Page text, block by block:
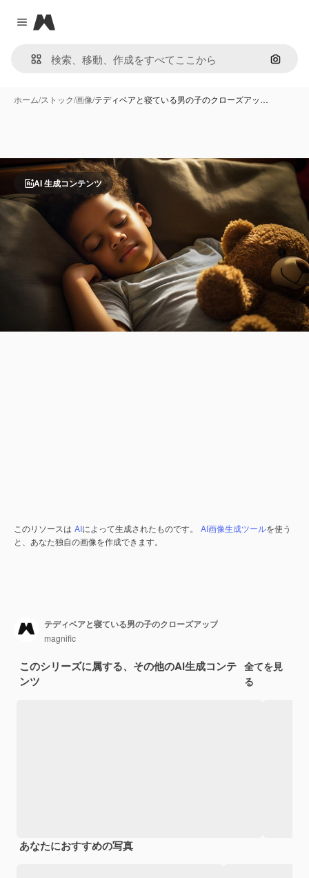
Close menu
Magnific
画像で
ホーム/ストック/画像/テディベアと寝ている男の子のクローズアッ…
AI 生成コンテンツ
このリソースは AIによって生成されたものです。 AI画像生成ツールを使う
と、あなた独自の画像を作成できます。
テディベアと寝ている男の子のクローズアップ
magnific
このシリーズに属する、その他のAI生成コンテ
ンツ
全てを見
る
あなたにおすすめの写真